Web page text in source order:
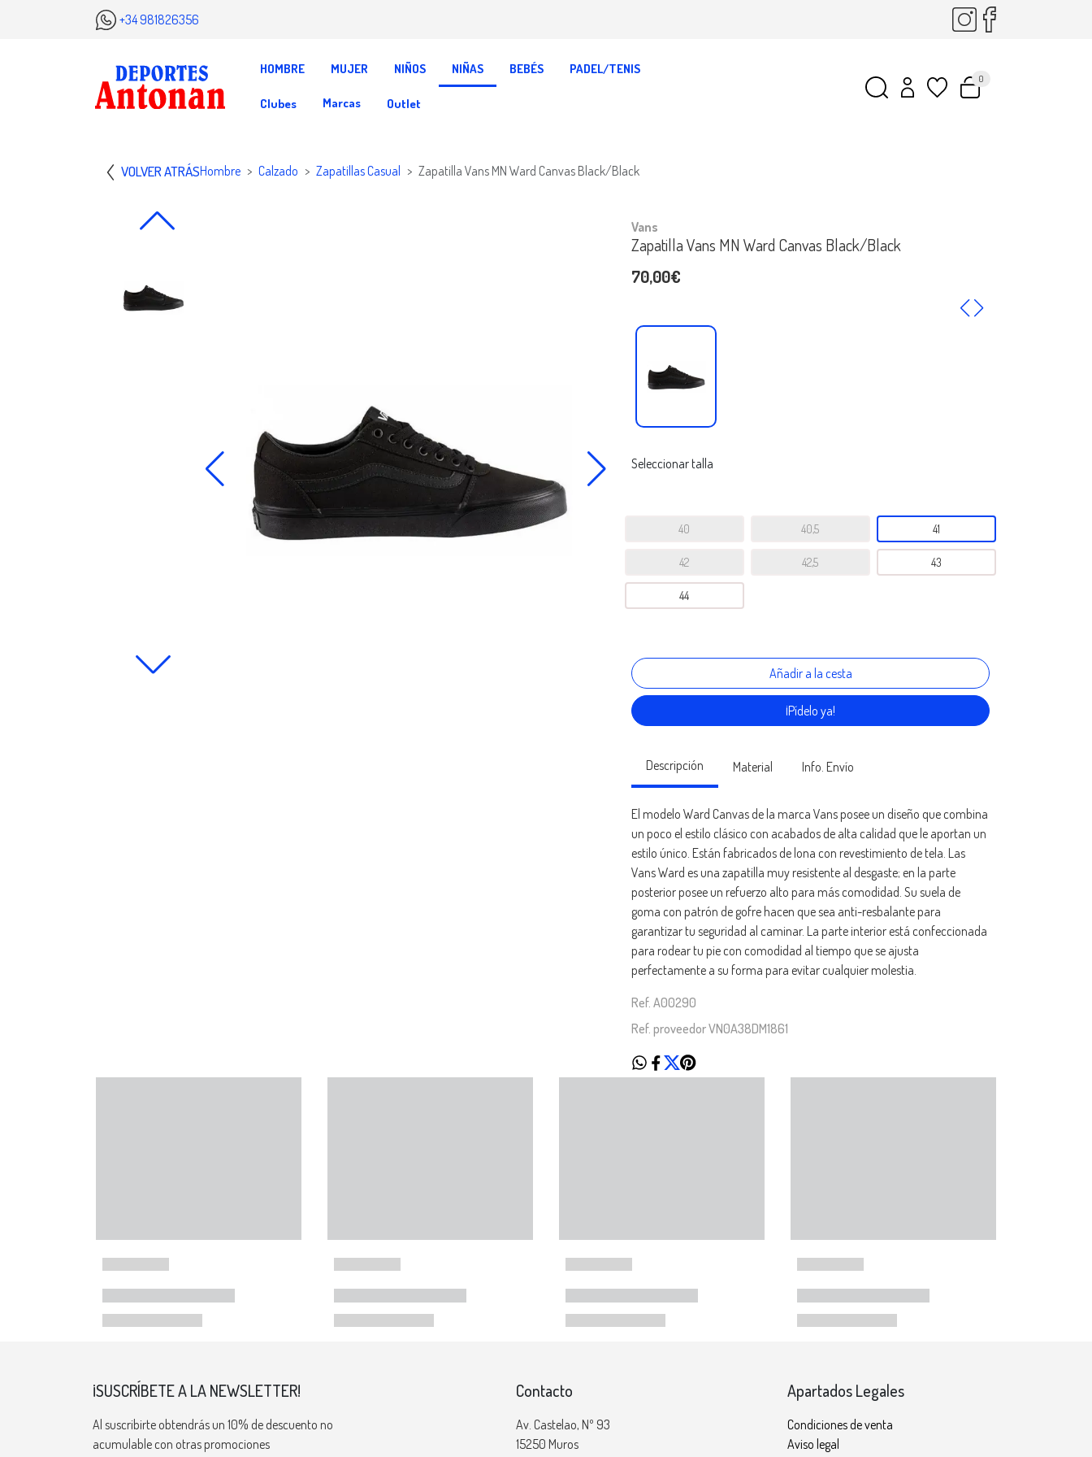
+34 981826356
HOMBRE MUJER NIÑOS NIÑAS BEBÉS PADEL/TENIS
Clubes Marcas Outlet
0
VOLVER ATRÁSHombre Calzado Zapatillas Casual Zapatilla Vans MN Ward Canvas Black/Black
Vans
Zapatilla Vans MN Ward Canvas Black/Black
70,00€
Seleccionar talla
40 40,5 41
42 42,5 43
44
¡Pídelo ya!
Descripción Material Info. Envío
El modelo Ward Canvas de la marca Vans posee un diseño que combina
un poco el estilo clásico con acabados de alta calidad que le aportan un
estilo único. Están fabricados de lona con revestimiento de tela. Las
Vans Ward es una zapatilla muy resistente al desgaste; en la parte
posterior posee un refuerzo alto para más comodidad. Su suela de
goma con patrón de gofre hacen que sea anti-resbalante para
garantizar tu seguridad al caminar. La parte interior está confeccionada
para rodear tu pie con comodidad al tiempo que se ajusta
perfectamente a su forma para evitar cualquier molestia.
Ref. A00290
Ref. proveedor VN0A38DM1861
¡SUSCRÍBETE A LA NEWSLETTER!
Al suscribirte obtendrás un 10% de descuento no
acumulable con otras promociones
Contacto
Av. Castelao, Nº 93
15250 Muros
Apartados Legales
Condiciones de venta
Aviso legal